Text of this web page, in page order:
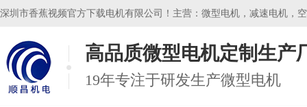
深圳市香蕉视频官方下载电机有限公司！主营：微型电机，减速电机，
高品质微型电机定制生产
19年专注于研发生产微型电机